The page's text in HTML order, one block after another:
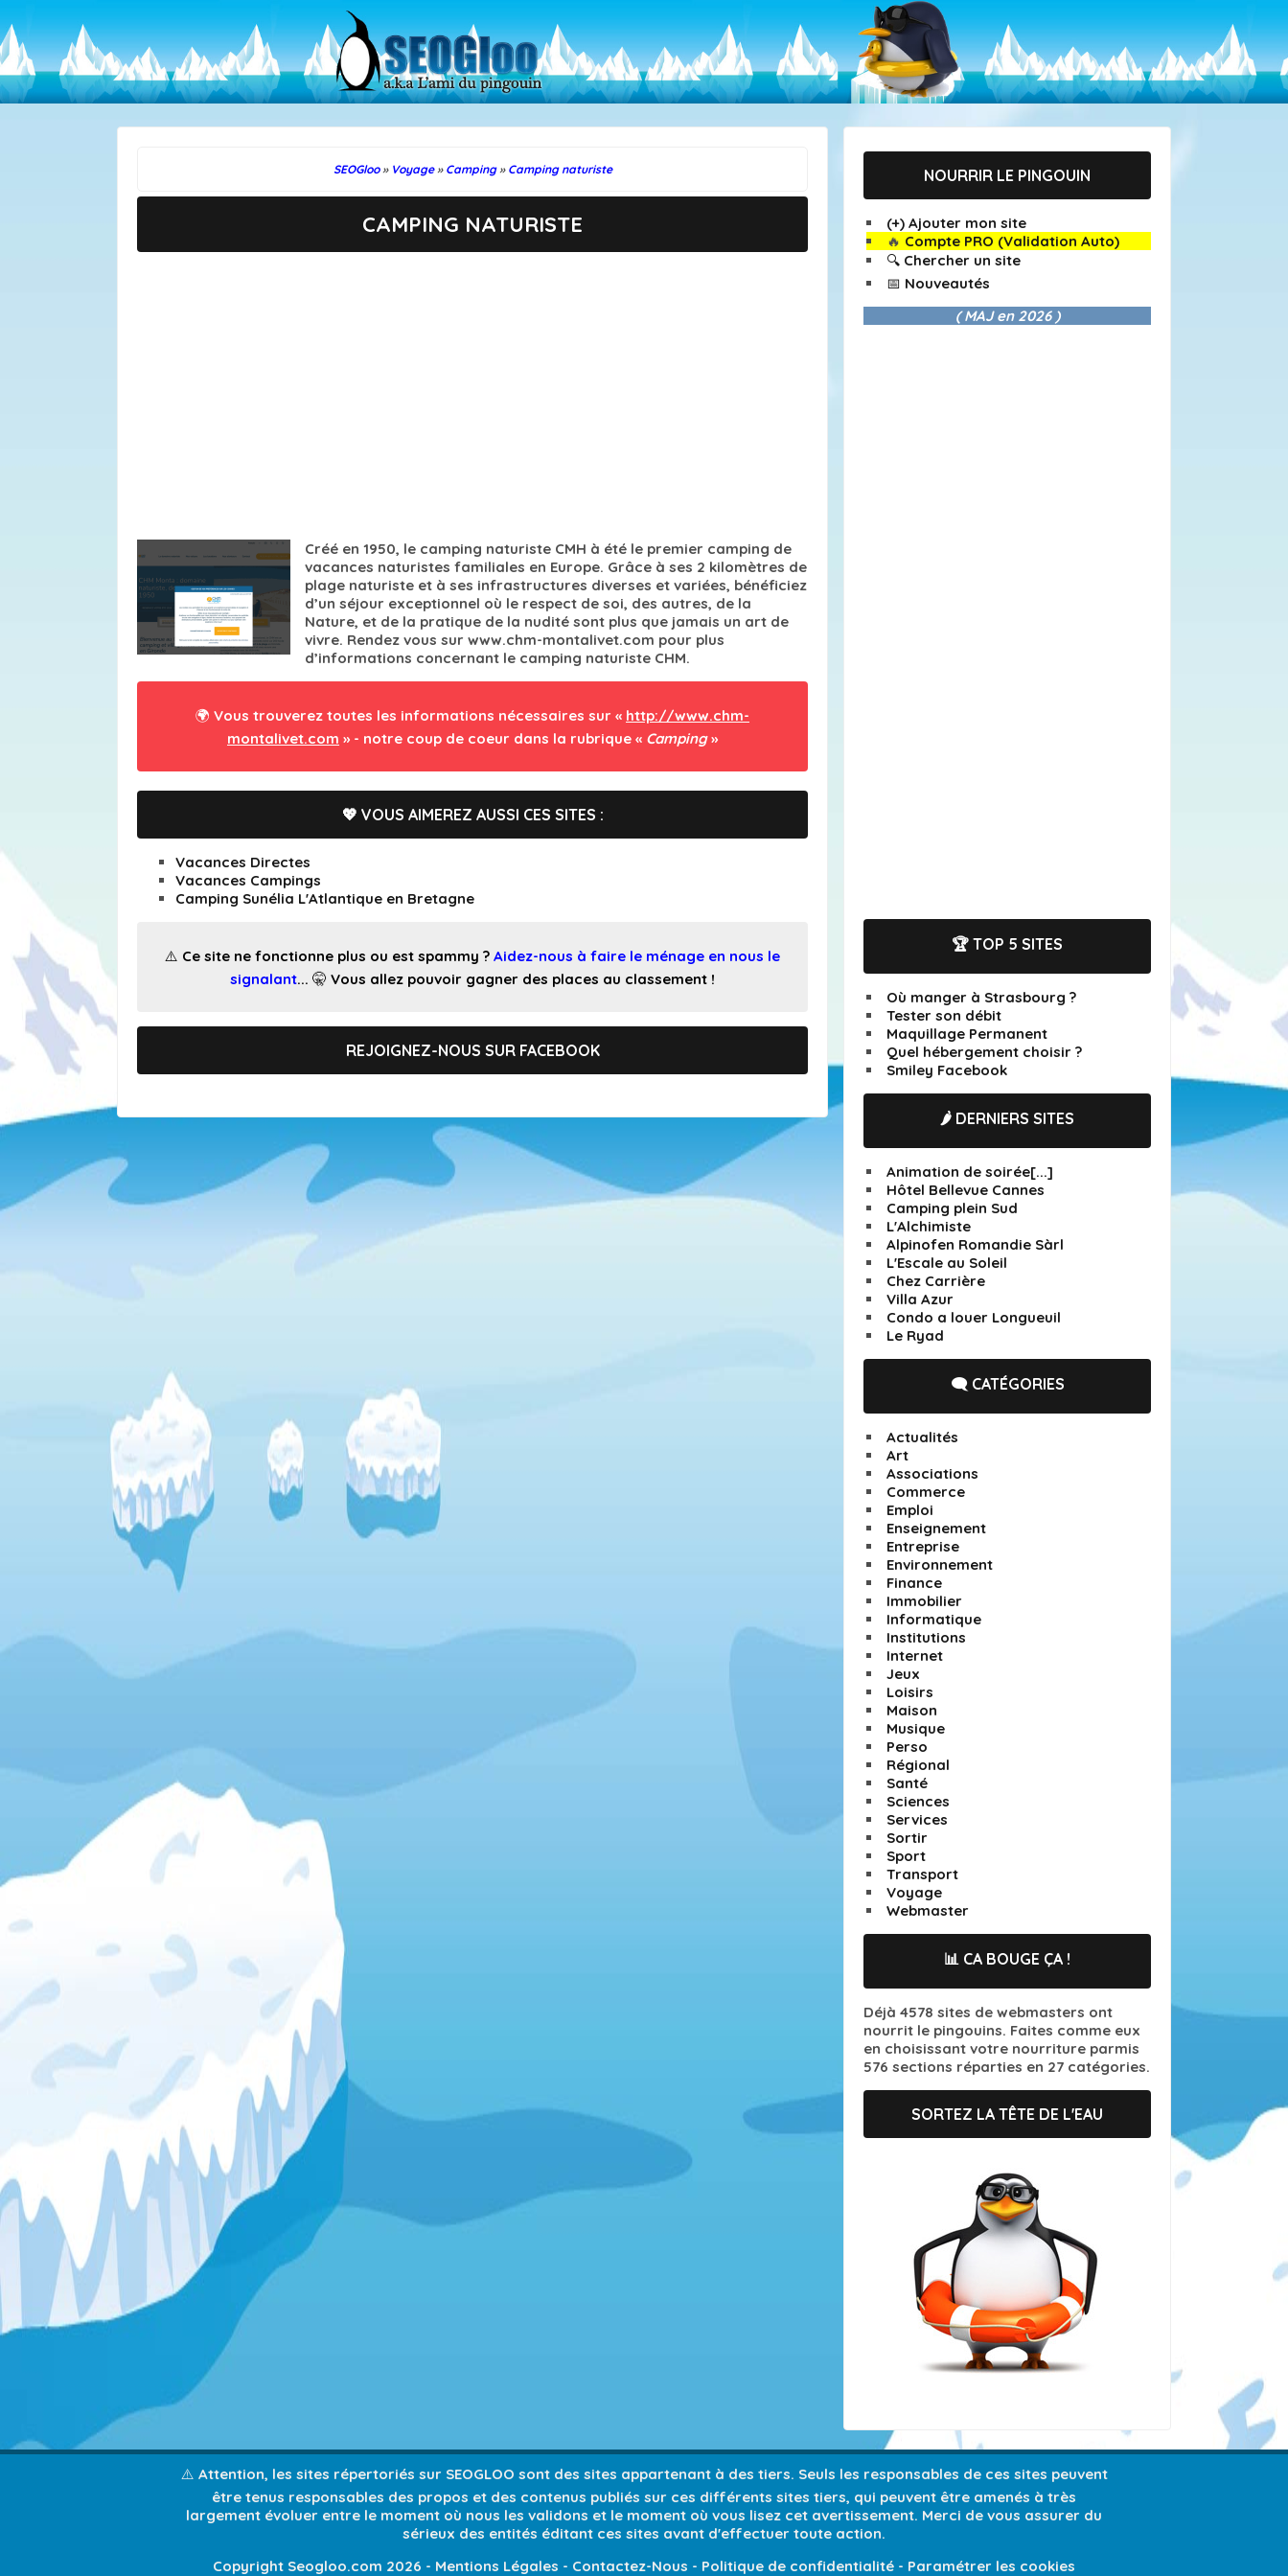
SEOGloo » Voyage » Camping » Camping naturiste
CAMPING NATURISTE
Créé en 1950, le camping naturiste CMH à été le premier camping de
vacances naturistes familiales en Europe. Grâce à ses 2 kilomètres de
plage naturiste et à ses infrastructures diverses et variées, bénéficiez
d’un séjour exceptionnel où le respect de soi, des autres, de la
Nature, et de la pratique de la nudité sont plus que jamais un art de
vivre. Rendez vous sur www.chm-montalivet.com pour plus
d’informations concernant le camping naturiste CHM.
🌍 Vous trouverez toutes les informations nécessaires sur « http://www.chm-
montalivet.com » - notre coup de coeur dans la rubrique « Camping»
💖 VOUS AIMEREZ AUSSI CES SITES :
Vacances Directes
Vacances Campings
Camping Sunélia L'Atlantique en Bretagne
⚠️ Ce site ne fonctionne plus ou est spammy ? Aidez-nous à faire le ménage en nous le
signalant... 🤫 Vous allez pouvoir gagner des places au classement !
REJOIGNEZ-NOUS SUR FACEBOOK
NOURRIR LE PINGOUIN
(+) Ajouter mon site
🔥 Compte PRO (Validation Auto)
🔍 Chercher un site
📅 Nouveautés
( MAJ en 2026 )
🏆 TOP 5 SITES
Où manger à Strasbourg ?
Tester son débit
Maquillage Permanent
Quel hébergement choisir ?
Smiley Facebook
🌶️ DERNIERS SITES
Animation de soirée[...]
Hôtel Bellevue Cannes
Camping plein Sud
L'Alchimiste
Alpinofen Romandie Sàrl
L'Escale au Soleil
Chez Carrière
Villa Azur
Condo a louer Longueuil
Le Ryad
🗨️ CATÉGORIES
Actualités
Art
Associations
Commerce
Emploi
Enseignement
Entreprise
Environnement
Finance
Immobilier
Informatique
Institutions
Internet
Jeux
Loisirs
Maison
Musique
Perso
Régional
Santé
Sciences
Services
Sortir
Sport
Transport
Voyage
Webmaster
📊 CA BOUGE ÇA !
Déjà 4578 sites de webmasters ont
nourrit le pingouins. Faites comme eux
en choisissant votre nourriture parmis
576 sections réparties en 27 catégories.
SORTEZ LA TÊTE DE L'EAU
⚠️ Attention, les sites répertoriés sur SEOGLOO sont des sites appartenant à des tiers. Seuls les responsables de ces sites peuvent
être tenus responsables des propos et des contenus publiés sur ces différents sites tiers, qui peuvent être amenés à très
largement évoluer entre le moment où nous les validons et le moment où vous lisez cet avertissement. Merci de vous assurer du
sérieux des entités éditant ces sites avant d'effectuer toute action.
Copyright Seogloo.com 2026 - Mentions Légales - Contactez-Nous - Politique de confidentialité - Paramétrer les cookies